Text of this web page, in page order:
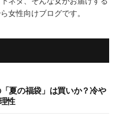
ネタ、そんな女がお届けする
女性向けブログです。
夏の福袋」は買いか？冷や
性